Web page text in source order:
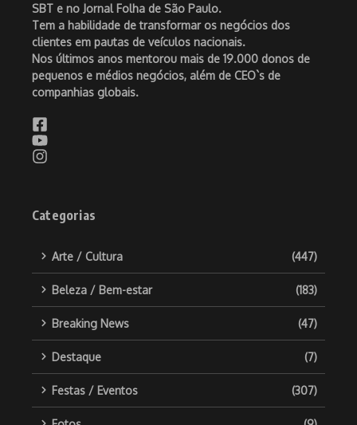
SBT e no Jornal Folha de São Paulo.
Tem a habilidade de transformar os negócios dos
clientes em pautas de veículos nacionais.
Nos últimos anos mentorou mais de 19.000 donos de
pequenos e médios negócios, além de CEO`s de
companhias globais.
Categorias
Arte / Cultura (447)
Beleza / Bem-estar (183)
Breaking News (47)
Destaque (7)
Festas / Eventos (307)